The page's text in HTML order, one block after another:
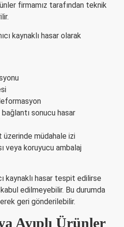
firmamız tarafından teknik
kaynaklı hasar olarak
sonucu hasar
müdahale izi
veya koruyucu ambalaj
kaynaklı hasar tespit edilirse
edilmeyebilir. Bu durumda
geri gönderilebilir.
Ayıplı Ürünler